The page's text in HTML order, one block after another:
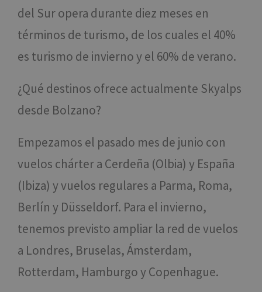
del Sur opera durante diez meses en
términos de turismo, de los cuales el 40%
es turismo de invierno y el 60% de verano.
¿Qué destinos ofrece actualmente Skyalps
desde Bolzano?
Empezamos el pasado mes de junio con
vuelos chárter a Cerdeña (Olbia) y España
(Ibiza) y vuelos regulares a Parma, Roma,
Berlín y Düsseldorf. Para el invierno,
tenemos previsto ampliar la red de vuelos
a Londres, Bruselas, Ámsterdam,
Rotterdam, Hamburgo y Copenhague.